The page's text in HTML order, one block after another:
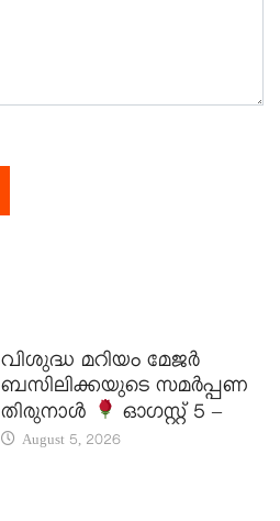
വിശുദ്ധ മറിയം മേജർ
ബസിലിക്കയുടെ സമർപ്പണ
തിരുനാൾ
ഓഗസ്റ്റ് 5 –
August 5, 2026